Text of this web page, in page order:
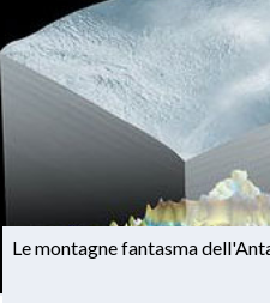
Le montagne fantasma